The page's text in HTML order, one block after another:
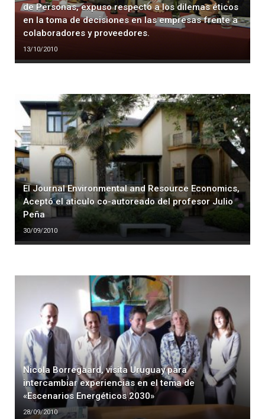
de Personas, expuso respecto a los dilemas éticos
en la toma de decisiones en las empresas frente a
colaboradores y proveedores.
13/10/2010
El Journal Environmental and Resource Economics,
Aceptó el aticulo co-autoreado del profesor Julio
Peña
30/09/2010
Nicola Borregaard, visita Uruguay para
intercambiar experiencias en el tema de
«Escenarios Energéticos 2030»
28/09/2010